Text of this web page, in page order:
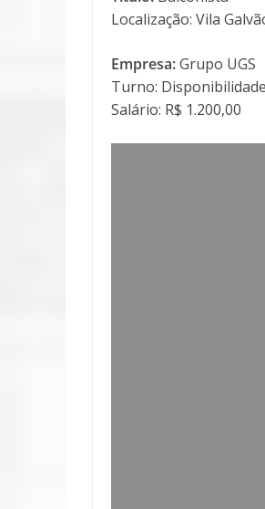
Localização: Vila
Empresa:Grupo UGS
Turno:
Salário: R$ 1.200,00